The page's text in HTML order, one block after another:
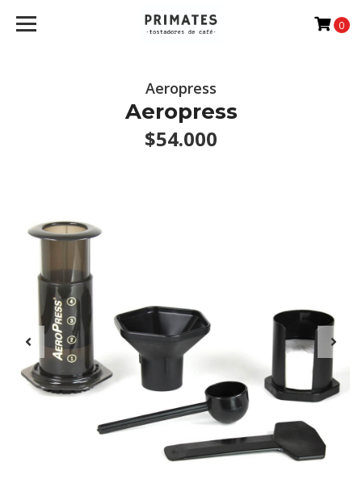
0
Aeropress
Aeropress
$54.000